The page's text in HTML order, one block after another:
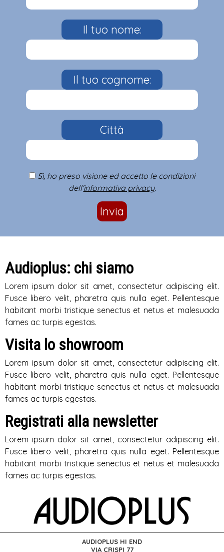
Il tuo nome:
Il tuo cognome:
Città
Sì, ho preso visione ed accetto le condizioni
dell'informativa privacy.
Invia
Audioplus: chi siamo
Lorem ipsum dolor sit amet, consectetur adipiscing elit.
Fusce libero velit, pharetra quis nulla eget. Pellentesque
habitant morbi tristique senectus et netus et malesuada
fames ac turpis egestas.
Visita lo showroom
Lorem ipsum dolor sit amet, consectetur adipiscing elit.
Fusce libero velit, pharetra quis nulla eget. Pellentesque
habitant morbi tristique senectus et netus et malesuada
fames ac turpis egestas.
Registrati alla newsletter
Lorem ipsum dolor sit amet, consectetur adipiscing elit.
Fusce libero velit, pharetra quis nulla eget. Pellentesque
habitant morbi tristique senectus et netus et malesuada
fames ac turpis egestas.
AUDIOPLUS HI END
VIA CRISPI 77